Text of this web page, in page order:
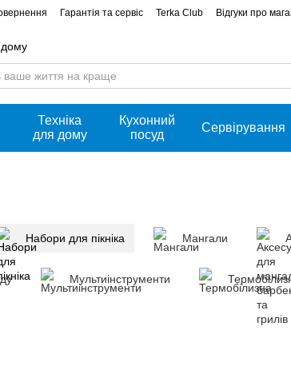
Гарантія та сервіс Terka Club Відгуки про
Техніка
для дому
Кухонний
посуд
Сервірування
Набори для пікніка Мангали
Мультиінструменти